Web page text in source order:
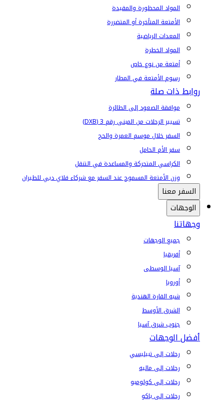
المواد المحظورة والمقيدة
الأمتعة المتأخرة أو المتضررة
المعدات الرياضية
المواد الخطرة
أمتعة من نوع خاص
رسوم الأمتعة في المطار
روابط ذات صلة
موافقة الصعود إلى الطائرة
تسيير الرحلات من المبنى رقم 3 (DXB)
السفر خلال موسم العمرة والحج
سفر الأم الحامل
الكراسي المتحركة والمساعدة في التنقل
وزن الأمتعة المسموح عند السفر مع شركاء فلاي دبي للطيران
السفر معنا
الوجهات
وجهاتنا
جميع الوجهات
أفريقيا
آسيا الوسطى
أوروبا
شبه القارة الهندية
الشرق الأوسط
جنوب شرق آسيا
أفضل الوجهات
رحلات إلى تبيليسي
رحلات إلى ماليه
رحلات إلى كولومبو
رحلات إلى باكو